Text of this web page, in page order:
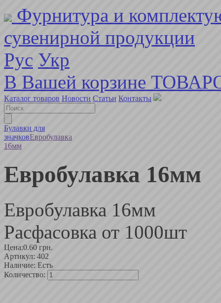
Фурнитура и
сувенирной продукции
Рус Укр
В Вашей корзине
Каталог товаров Новости Статьи Контакты
Булавки для
значковЕвробулавка
16мм
Евробулавка 16мм
Евробулавка 16мм
Расфасовка от 1000шт
Цена:0.60 грн.
Артикул: 402
Наличие: Есть
Количество: